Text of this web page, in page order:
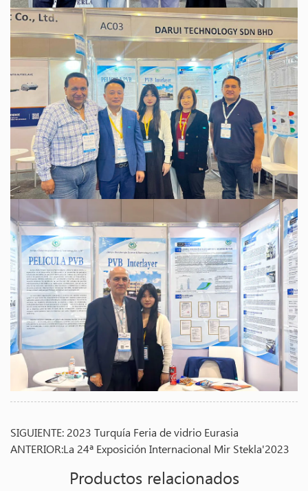
SIGUIENTE: 2023 Turquía Feria de vidrio Eurasia
ANTERIOR:La 24ª Exposición Internacional Mir Stekla'2023
Productos relacionados